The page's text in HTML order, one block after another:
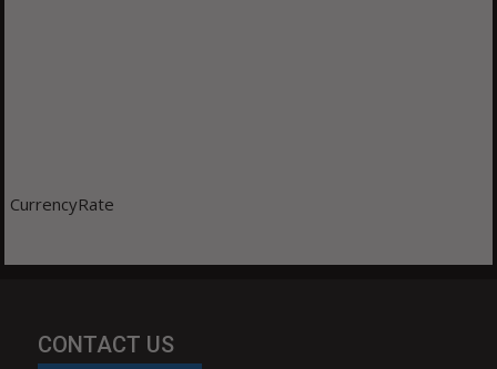
CurrencyRate
CONTACT US